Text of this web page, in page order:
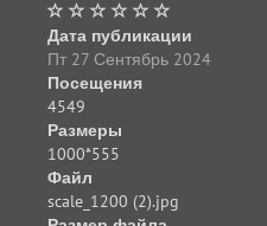
Дата публикации
Пт 27 Сентябрь 2024
Посещения
4549
Размеры
1000*555
Файл
scale_1200 (2).jpg